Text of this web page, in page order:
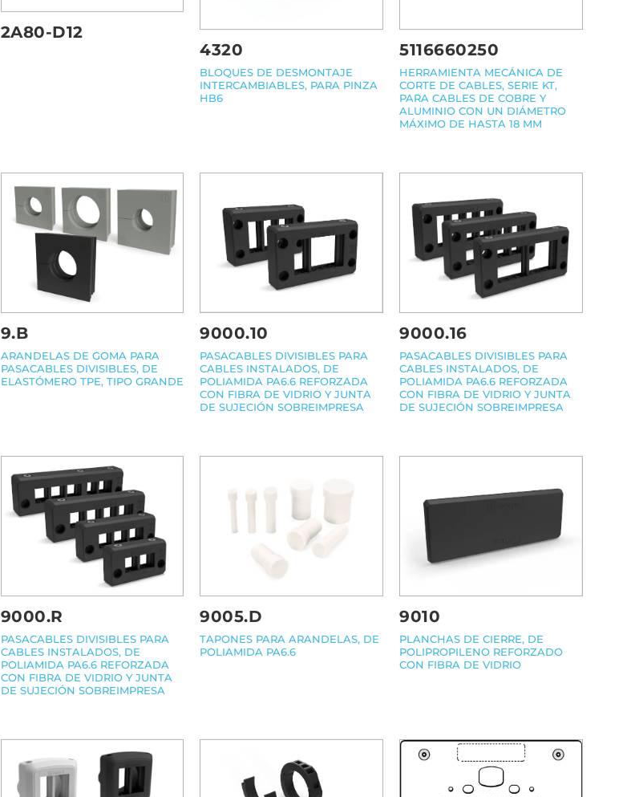
2A80-D12
4320
BLOQUES DE DESMONTAJE
INTERCAMBIABLES, PARA PINZA
HB6
5116660250
HERRAMIENTA MECÁNICA DE
CORTE DE CABLES, SERIE KT,
PARA CABLES DE COBRE Y
ALUMINIO CON UN DIÁMETRO
MÁXIMO DE HASTA 18 MM
9.B
ARANDELAS DE GOMA PARA
PASACABLES DIVISIBLES, DE
ELASTÓMERO TPE, TIPO GRANDE
9000.10
PASACABLES DIVISIBLES PARA
CABLES INSTALADOS, DE
POLIAMIDA PA6.6 REFORZADA
CON FIBRA DE VIDRIO Y JUNTA
DE SUJECIÓN SOBREIMPRESA
9000.16
PASACABLES DIVISIBLES PARA
CABLES INSTALADOS, DE
POLIAMIDA PA6.6 REFORZADA
CON FIBRA DE VIDRIO Y JUNTA
DE SUJECIÓN SOBREIMPRESA
9000.R
PASACABLES DIVISIBLES PARA
CABLES INSTALADOS, DE
POLIAMIDA PA6.6 REFORZADA
CON FIBRA DE VIDRIO Y JUNTA
DE SUJECIÓN SOBREIMPRESA
9005.D
TAPONES PARA ARANDELAS, DE
POLIAMIDA PA6.6
9010
PLANCHAS DE CIERRE, DE
POLIPROPILENO REFORZADO
CON FIBRA DE VIDRIO